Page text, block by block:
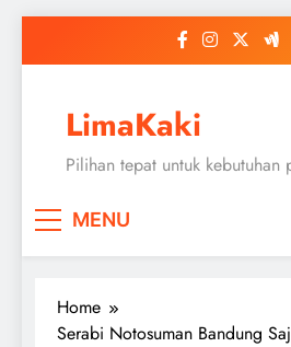
LimaKaki
Pilihan tepat untuk kebutuhan
MENU
Home
Serabi Notosuman Bandung